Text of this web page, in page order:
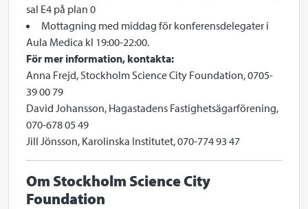
sal E4 på plan 0
Mottagning med middag för konferensdelegater i
Aula Medica kl 19:00-22:00.
För mer information, kontakta:
Anna Frejd, Stockholm Science City Foundation, 0705-
39 00 79
David Johansson, Hagastadens Fastighetsägarförening,
070-678 05 49
Jill Jönsson, Karolinska Institutet, 070-774 93 47
Om Stockholm Science City
Foundation